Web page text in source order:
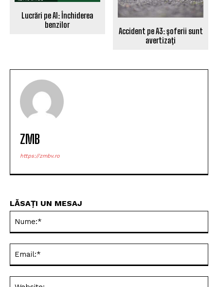
Lucrări pe A1: Închiderea
benzilor
Accident pe A3: șoferii sunt
avertizați
ZMB
https://zmbv.ro
LĂSAȚI UN MESAJ